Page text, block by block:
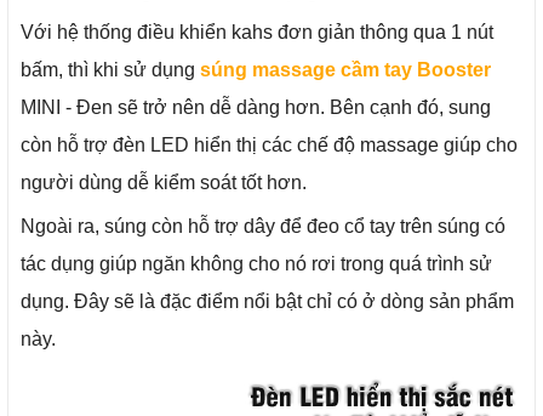
Với hệ thống điều khiển kahs đơn giản thông qua 1 nút
bấm, thì khi sử dụng súng massage cầm tay Booster
MINI - Đen sẽ trở nên dễ dàng hơn. Bên cạnh đó, sung
còn hỗ trợ đèn LED hiển thị các chế độ massage giúp cho
người dùng dễ kiểm soát tốt hơn.
Ngoài ra, súng còn hỗ trợ dây để đeo cổ tay trên súng có
tác dụng giúp ngăn không cho nó rơi trong quá trình sử
dụng. Đây sẽ là đặc điểm nổi bật chỉ có ở dòng sản phẩm
này.